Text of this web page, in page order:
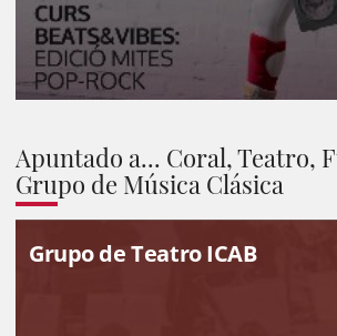
Apuntado a... Coral, Teatro,
Grupo de Música Clásica
Grupo de Teatro ICAB